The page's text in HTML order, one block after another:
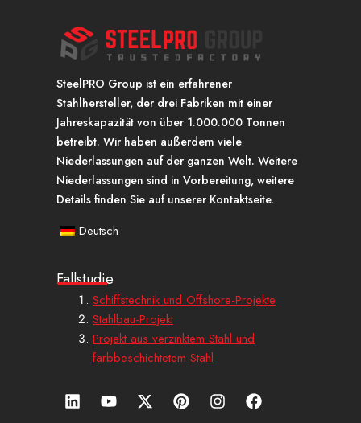
SteelPRO Group ist ein erfahrener
Stahlhersteller, der drei Fabriken mit einer
Jahreskapazität von über 1.000.000 Tonnen
betreibt. Wir haben außerdem viele
Niederlassungen auf der ganzen Welt. Weitere
Niederlassungen sind in Vorbereitung, weitere
Details finden Sie auf unserer Kontaktseite.
Deutsch
Fallstudie
Schiffstechnik und Offshore-Projekte
Stahlbau-Projekt
Projekt aus verzinktem Stahl und
farbbeschichtetem Stahl
L
i
Y
o
X
-
P
i
I
n
a
u